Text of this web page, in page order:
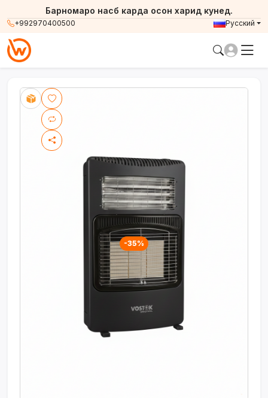
+992970400500
Барномаро насб карда осон харид кунед.
Русский
-35%